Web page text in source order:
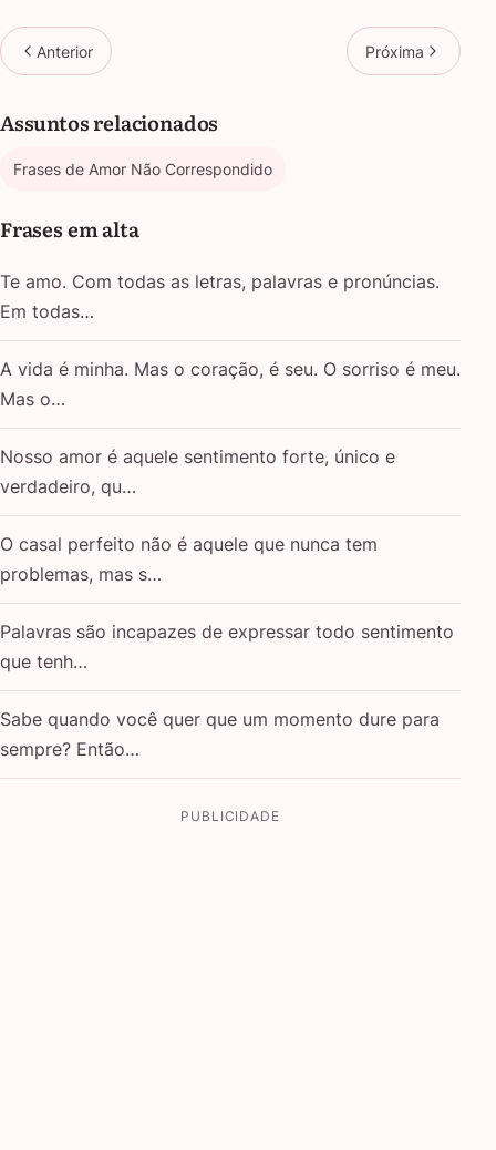
Anterior Próxima
Assuntos relacionados
Frases de Amor Não Correspondido
Frases em alta
Te amo. Com todas as letras, palavras e pronúncias.
Em todas…
A vida é minha. Mas o coração, é seu. O sorriso é meu.
Mas o…
Nosso amor é aquele sentimento forte, único e
verdadeiro, qu…
O casal perfeito não é aquele que nunca tem
problemas, mas s…
Palavras são incapazes de expressar todo sentimento
que tenh…
Sabe quando você quer que um momento dure para
sempre? Então…
PUBLICIDADE